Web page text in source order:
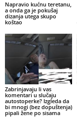
Napravio kućnu teretanu,
a onda ga je pokušaj
dizanja utega skupo
koštao
Zabrinjavaju li vas
komentari u slučaju
autostoperke? Izgleda da
bi mnogi (bez dopuštenja)
pipali žene po sisama